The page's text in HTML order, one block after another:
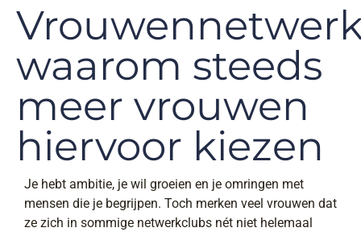
waarom steeds
meer vrouwen
hiervoor kiezen
Je hebt ambitie, je wil groeien en je omringen met
mensen die je begrijpen. Toch merken veel vrouwen dat
ze zich in sommige netwerkclubs nét niet helemaal